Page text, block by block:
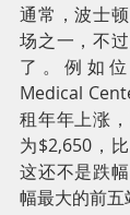
通常，波士
场之一，不
了。例如
Medical
租年年上涨
为$2,650，
这还不是跌
幅最大的前五